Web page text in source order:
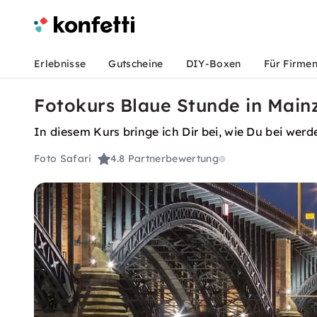
Erlebnisse Gutscheine DIY-Boxen Für
Fotokurs Blaue Stunde in
In diesem Kurs bringe ich Dir bei, wie Du bei
Foto Safari 4.8 Partnerbewertung